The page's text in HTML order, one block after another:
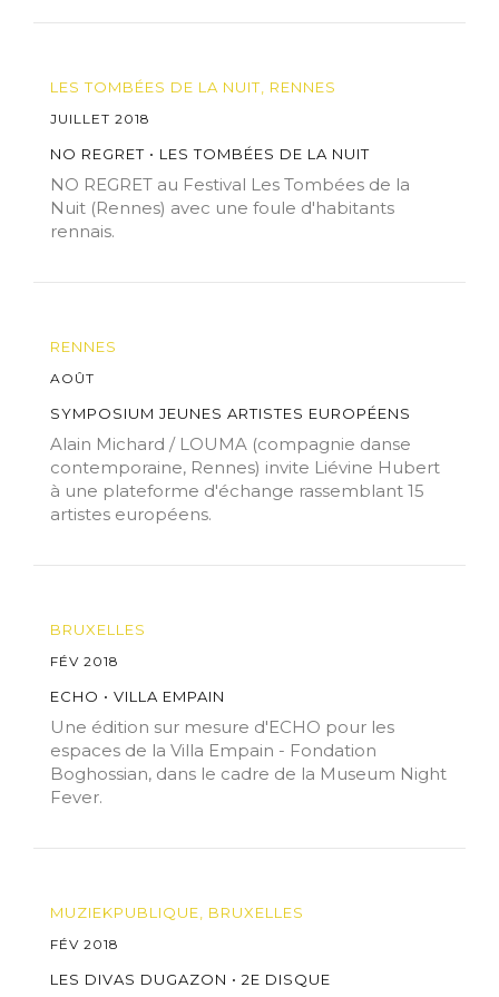
LES TOMBÉES DE LA NUIT, RENNES
JUILLET 2018
NO REGRET • LES TOMBÉES DE LA NUIT
NO REGRET au Festival Les Tombées de la
Nuit (Rennes) avec une foule d'habitants
rennais.
RENNES
AOÛT
SYMPOSIUM JEUNES ARTISTES EUROPÉENS
Alain Michard / LOUMA (compagnie danse
contemporaine, Rennes) invite Liévine Hubert
à une plateforme d'échange rassemblant 15
artistes européens.
BRUXELLES
FÉV 2018
ECHO • VILLA EMPAIN
Une édition sur mesure d'ECHO pour les
espaces de la Villa Empain - Fondation
Boghossian, dans le cadre de la Museum Night
Fever.
MUZIEKPUBLIQUE, BRUXELLES
FÉV 2018
LES DIVAS DUGAZON • 2E DISQUE